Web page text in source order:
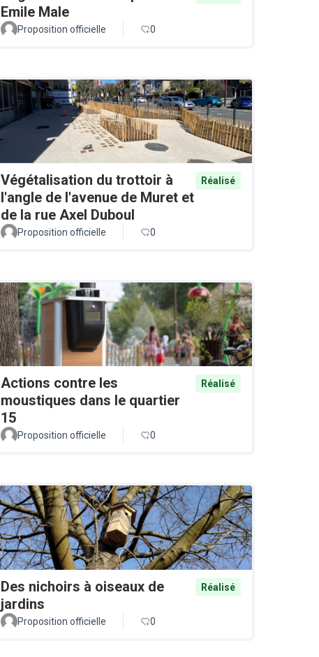
Emile Male
Proposition officielle 0
Végétalisation du trottoir à
l'angle de l'avenue de Muret et
de la rue Axel Duboul
Réalisé
Proposition officielle 0
Actions contre les
moustiques dans le quartier
15
Réalisé
Proposition officielle 0
Des nichoirs à oiseaux de
jardins
Réalisé
Proposition officielle 0